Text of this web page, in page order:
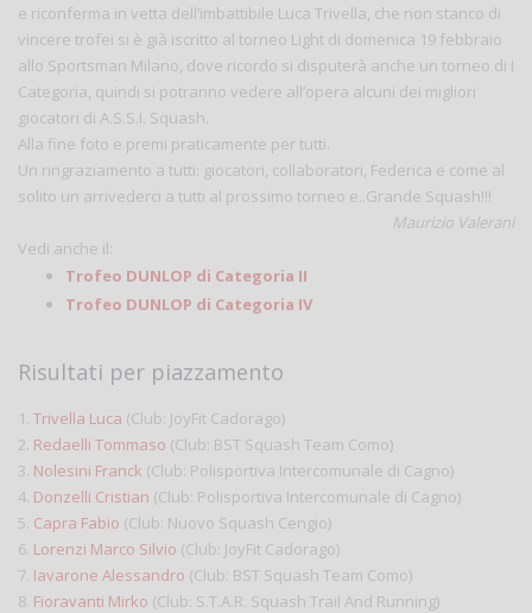
e riconferma in vetta dell’imbattibile Luca Trivella, che non stanco di
vincere trofei si è già iscritto al torneo Light di domenica 19 febbraio
allo Sportsman Milano, dove ricordo si disputerà anche un torneo di I
Categoria, quindi si potranno vedere all’opera alcuni dei migliori
giocatori di A.S.S.I. Squash.
Alla fine foto e premi praticamente per tutti.
Un ringraziamento a tutti: giocatori, collaboratori, Federica e come al
solito un arrivederci a tutti al prossimo torneo e..Grande Squash!!!
Maurizio Valerani
Vedi anche il:
Trofeo DUNLOP di Categoria II
Trofeo DUNLOP di Categoria IV
Risultati per piazzamento
1. Trivella Luca (Club: JoyFit Cadorago)
2. Redaelli Tommaso (Club: BST Squash Team Como)
3. Nolesini Franck (Club: Polisportiva Intercomunale di Cagno)
4. Donzelli Cristian (Club: Polisportiva Intercomunale di Cagno)
5. Capra Fabio (Club: Nuovo Squash Cengio)
6. Lorenzi Marco Silvio (Club: JoyFit Cadorago)
7. Iavarone Alessandro (Club: BST Squash Team Como)
8. Fioravanti Mirko (Club: S.T.A.R. Squash Trail And Running)